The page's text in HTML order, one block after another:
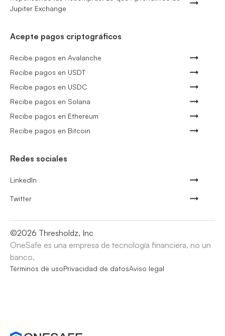
Jupiter Exchange
Acepte pagos criptográficos
Recibe pagos en Avalanche
Recibe pagos en USDT
Recibe pagos en USDC
Recibe pagos en Solana
Recibe pagos en Ethereum
Recibe pagos en Bitcoin
Redes sociales
LinkedIn
Twitter
©2026 Thresholdz, Inc
OneSafe es una empresa de tecnología financiera, no un
banco.
Términos de usoPrivacidad de datosAviso legal